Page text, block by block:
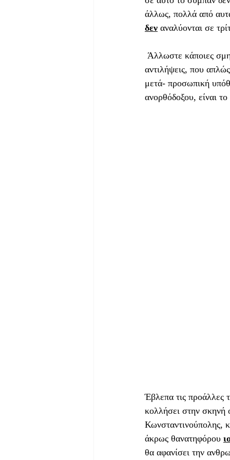
άλλως, πολλά από
δεν αναλύονται σε
αντιλήψεις, που
μετά- προσωπική
ανορθόδοξου, είναι το
Έβλεπα τις
κολλήσει στην
Κωνσταντινούπολης,
άκρως θανατηφόρου
θα αφανίσει την